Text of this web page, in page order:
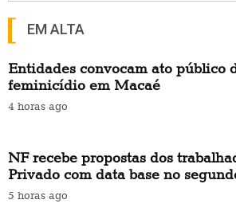
EM ALTA
Entidades convocam ato público
feminicídio em Macaé
4 horas ago
NF recebe propostas dos
Privado com data base no
5 horas ago